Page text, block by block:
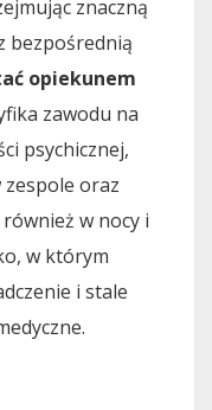
znaczną
bezpośrednią
opiekunem
zawodu na
psychicznej,
oraz
w nocy i
w którym
i stale